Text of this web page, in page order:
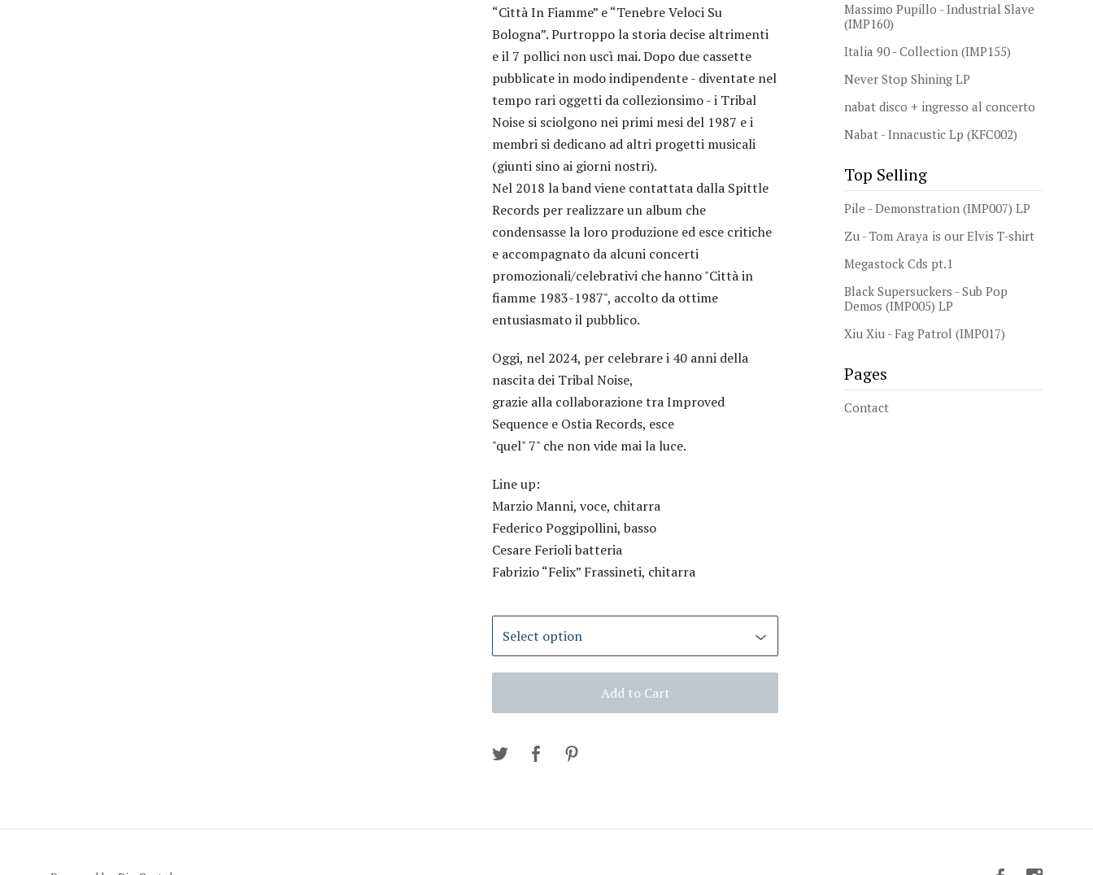
“Città In Fiamme” e “Tenebre Veloci Su
Bologna”. Purtroppo la storia decise altrimenti
e il 7 pollici non uscì mai. Dopo due cassette
pubblicate in modo indipendente - diventate nel
tempo rari oggetti da collezionsimo - i Tribal
Noise si sciolgono nei primi mesi del 1987 e i
membri si dedicano ad altri progetti musicali
(giunti sino ai giorni nostri).
Nel 2018 la band viene contattata dalla Spittle
Records per realizzare un album che
condensasse la loro produzione ed esce critiche
e accompagnato da alcuni concerti
promozionali/celebrativi che hanno "Città in
fiamme 1983-1987", accolto da ottime
entusiasmato il pubblico.
Oggi, nel 2024, per celebrare i 40 anni della
nascita dei Tribal Noise,
grazie alla collaborazione tra Improved
Sequence e Ostia Records, esce
"quel" 7" che non vide mai la luce.
Line up:
Marzio Manni, voce, chitarra
Federico Poggipollini, basso
Cesare Ferioli batteria
Fabrizio “Felix” Frassineti, chitarra
Add to Cart
Massimo Pupillo - Industrial Slave
(IMP160)
Italia 90 - Collection (IMP155)
Never Stop Shining LP
nabat disco + ingresso al concerto
Nabat - Innacustic Lp (KFC002)
Top Selling
Pile - Demonstration (IMP007) LP
Zu - Tom Araya is our Elvis T-shirt
Megastock Cds pt.1
Black Supersuckers - Sub Pop
Demos (IMP005) LP
Xiu Xiu - Fag Patrol (IMP017)
Pages
Contact